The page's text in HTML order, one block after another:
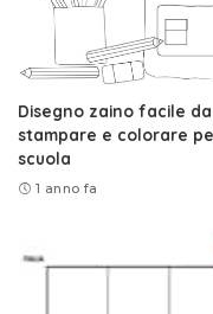
Disegno zaino facile da
stampare e colorare
scuola
1 anno fa